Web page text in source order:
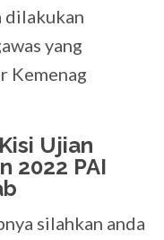
dilakukan
yang
Kemenag
Ujian
2022 PAI
silahkan anda